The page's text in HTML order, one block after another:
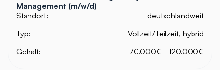
Management (m/w/d)
Standort:
deutschlandweit
Typ:
Vollzeit/Teilzeit, hybrid
Gehalt:
70.000€ - 120.000€